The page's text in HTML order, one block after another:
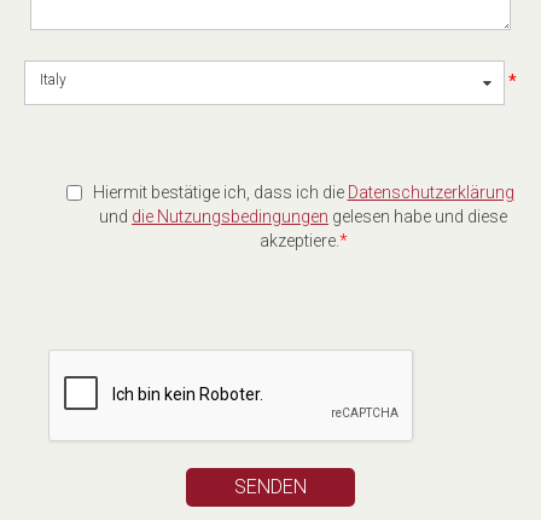
Italy *
Hiermit bestätige ich, dass ich die Datenschutzerklärung
und die Nutzungsbedingungen gelesen habe und diese
akzeptiere.*